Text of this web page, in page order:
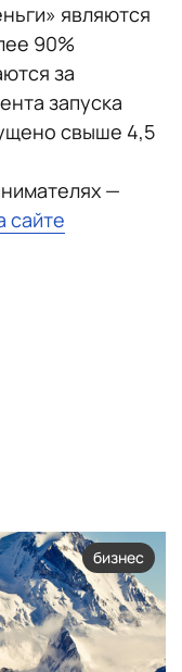
являются
90%
за
запуска
свыше 4,5
—
сайте
бизнес